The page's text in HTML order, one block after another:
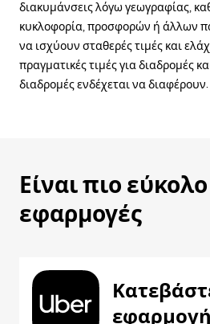
διακυμάνσεις λόγω γεωγραφίας,
κυκλοφορία, προσφορών ή άλλων
να ισχύουν σταθερές τιμές και
πραγματικές τιμές για διαδρομές
διαδρομές ενδέχεται να διαφέρουν.
Είναι πιο εύκολο
εφαρμογές